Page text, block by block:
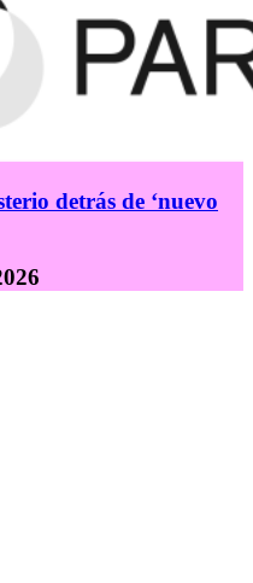
detrás de ‘nuevo